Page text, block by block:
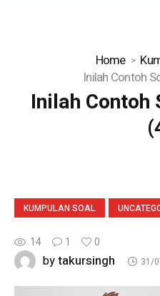
Home
Inilah Contoh
Inilah Contoh
KUMPULAN SOAL
14 1 0
bytakursingh 31/